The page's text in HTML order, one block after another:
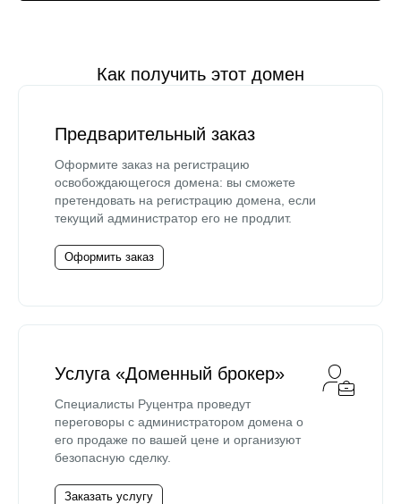
Как получить этот домен
Предварительный заказ
Оформите заказ на регистрацию
освобождающегося домена: вы сможете
претендовать на регистрацию домена, если
текущий администратор его не продлит.
Оформить заказ
Услуга «Доменный брокер»
Специалисты Руцентра проведут
переговоры с администратором домена о
его продаже по вашей цене и организуют
безопасную сделку.
Заказать услугу